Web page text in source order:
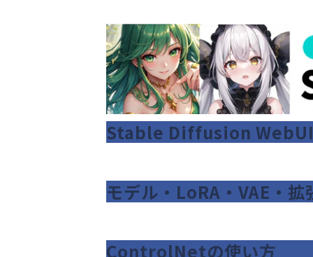
Stable Diffusion WebUI
モデル・LoRA・VAE・
ControlNetの使い方